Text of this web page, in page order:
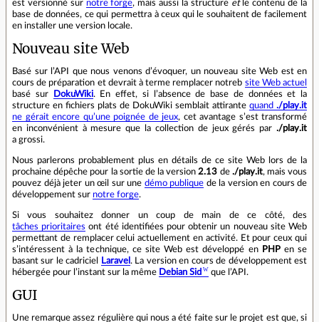
est versionné sur notre forge, mais aussi la structure etle contenu de la
base de données, ce qui permettra à ceux qui le souhaitent de facilement
en installer une version locale.
Nouveau site Web
Basé sur l’API que nous venons d’évoquer, un nouveau site Web est en
cours de préparation et devrait à terme remplacer notreb site Web actuel
basé sur
DokuWiki. En effet, si l’absence de base de données et la
structure en fichiers plats de DokuWiki semblait attirante quand ./play.it
ne gérait encore qu’une poignée de jeux, cet avantage s’est transformé
en inconvénient à mesure que la collection de jeux gérés par ./play.it
a grossi.
Nous parlerons probablement plus en détails de ce site Web lors de la
prochaine dépêche pour la sortie de la version 2.13 de ./play.it, mais vous
pouvez déjà jeter un œil sur une démo publique de la version en cours de
développement sur notre forge.
Si vous souhaitez donner un coup de main de ce côté, des
tâches prioritaires ont été identifiées pour obtenir un nouveau site Web
permettant de remplacer celui actuellement en activité. Et pour ceux qui
s’intéressent à la technique, ce site Web est développé en
PHPen se
basant sur le cadriciel
Laravel . La version en cours de développement est
hébergée pour l’instant sur la même Debian Sid que l’API.
GUI
Une remarque assez régulière qui nous a été faite sur le projet est que, si